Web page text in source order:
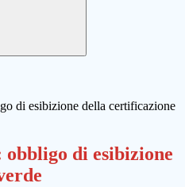
di esibizione della certificazione
obbligo di esibizione